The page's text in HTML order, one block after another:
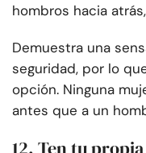
hombros hacia
Demuestra una
seguridad, por lo
opción. Ninguna
antes que a un